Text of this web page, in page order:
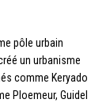
pôle urbain
un urbanisme
comme Keryado
Ploemeur, Guidel